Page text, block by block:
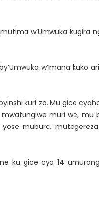
w’Umwuka kugira
w’Imana kuko
kuri zo. Mu gice
muri we, mu
mubura, mutegereza
ku gice cya 14